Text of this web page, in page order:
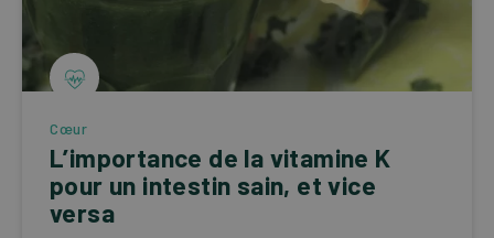
Cœur
L’importance de la vitamine K
pour un intestin sain, et vice
versa